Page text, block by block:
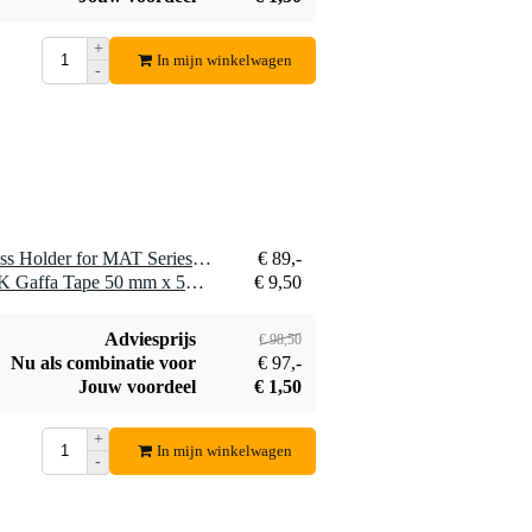
male-schuko
female
verlengkabel 5m
€ 16,40
Bestel mee
+
-
In mijn winkelwagen
1 x Showgear Rotating Truss Holder for MAT Series Mammoth Stands
€ 89,-
1 x Innox ETA GAF-01-BK Gaffa Tape 50 mm x 50 m zwart
€ 9,50
Adviesprijs € 98,50
Nu als combinatie voor
€ 97,-
Jouw voordeel
€ 1,50
+
-
In mijn winkelwagen